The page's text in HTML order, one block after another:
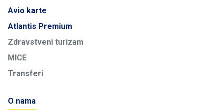
Avio karte
Atlantis Premium
Zdravstveni turizam
MICE
Transferi
O nama